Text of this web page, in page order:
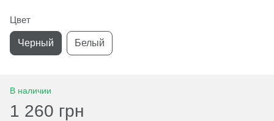
Цвет
Черный Белый
В наличии
1 260 грн